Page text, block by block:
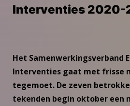
Interventies 2020-
Het Samenwerkingsverband
Interventies gaat met frisse
tegemoet. De zeven
tekenden begin oktober een